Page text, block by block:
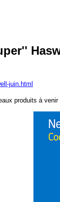
juin.html
produits à